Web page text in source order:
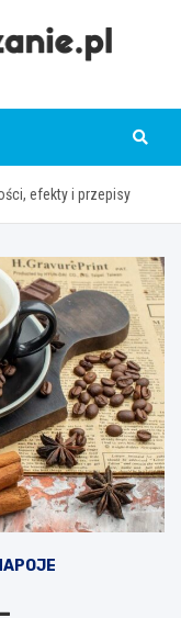
efekty i przepisy